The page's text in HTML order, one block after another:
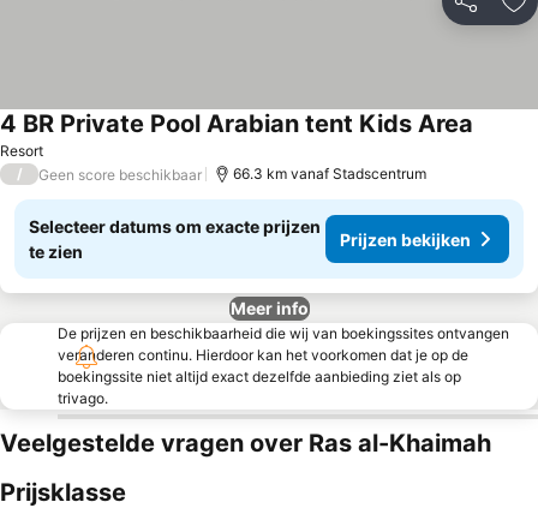
Delen
Resort
4 BR Private Pool Arabian tent Kids Area
/ Geen score beschikbaar 66.3 km vanaf Stadscentrum
Selecteer datums om exacte prijzen
te zien
Prijzen bekijken
Meer info
De prijzen en beschikbaarheid die wij van boekingssites ontvangen
veranderen continu. Hierdoor kan het voorkomen dat je op de
boekingssite niet altijd exact dezelfde aanbieding ziet als op
trivago.
Veelgestelde vragen over Ras al-Khaimah
Prijsklasse